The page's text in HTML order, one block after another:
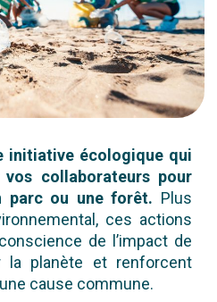
initiative écologique qui
collaborateurs pour
parc ou une forêt. Plus
ces actions
de l’impact de
planète et renforcent
cause commune.